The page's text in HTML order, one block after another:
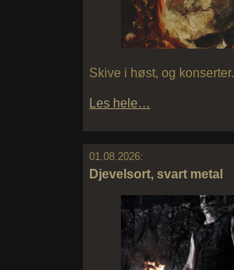
Skive i høst, og konserter.
Les hele…
01.08.2026:
Djevelsort, svart metal